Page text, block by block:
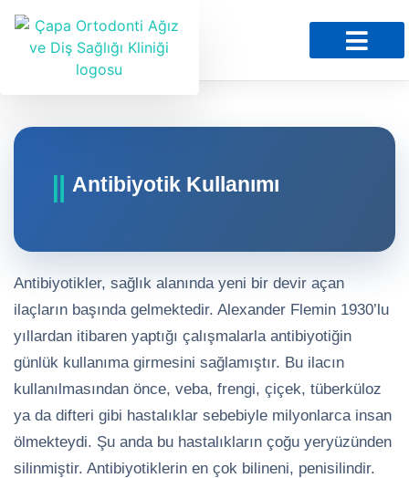
Antibiyotik Kullanımı
Antibiyotikler, sağlık alanında yeni bir devir açan
ilaçların başında gelmektedir. Alexander Flemin 1930’lu
yıllardan itibaren yaptığı çalışmalarla antibiyotiğin
günlük kullanıma girmesini sağlamıştır. Bu ilacın
kullanılmasından önce, veba, frengi, çiçek, tüberküloz
ya da difteri gibi hastalıklar sebebiyle milyonlarca insan
ölmekteydi. Şu anda bu hastalıkların çoğu yeryüzünden
silinmiştir. Antibiyotiklerin en çok bilineni, penisilindir.